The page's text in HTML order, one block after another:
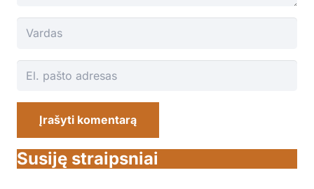
Įrašyti komentarą
Susiję straipsniai